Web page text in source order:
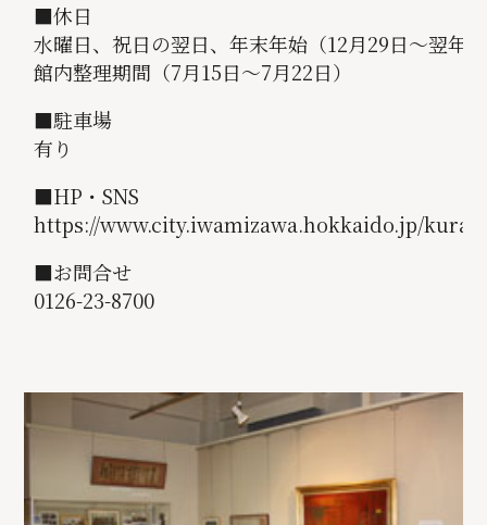
■休日
水曜日、祝日の翌日、年末年始（12月29日～翌年1
館内整理期間（7月15日～7月22日）
■駐車場
有り
■HP・SNS
https://www.city.iwamizawa.hokkaido.jp/
■お問合せ
0126-23-8700